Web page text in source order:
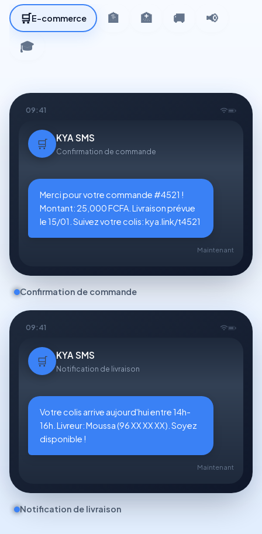
🛒E-commerce 🏦 🏥 🚚
📢
🎓
09:41
🛒 KYA SMS
Confirmation de commande
Merci pour votre commande #4521 !
Montant: 25,000 FCFA. Livraison prévue
le 15/01. Suivez votre colis: kya.link/t4521
Maintenant
Confirmation de commande
09:41
🛒 KYA SMS
Notification de livraison
Votre colis arrive aujourd'hui entre 14h-
16h. Livreur: Moussa (96 XX XX XX). Soyez
disponible !
Maintenant
Notification de livraison